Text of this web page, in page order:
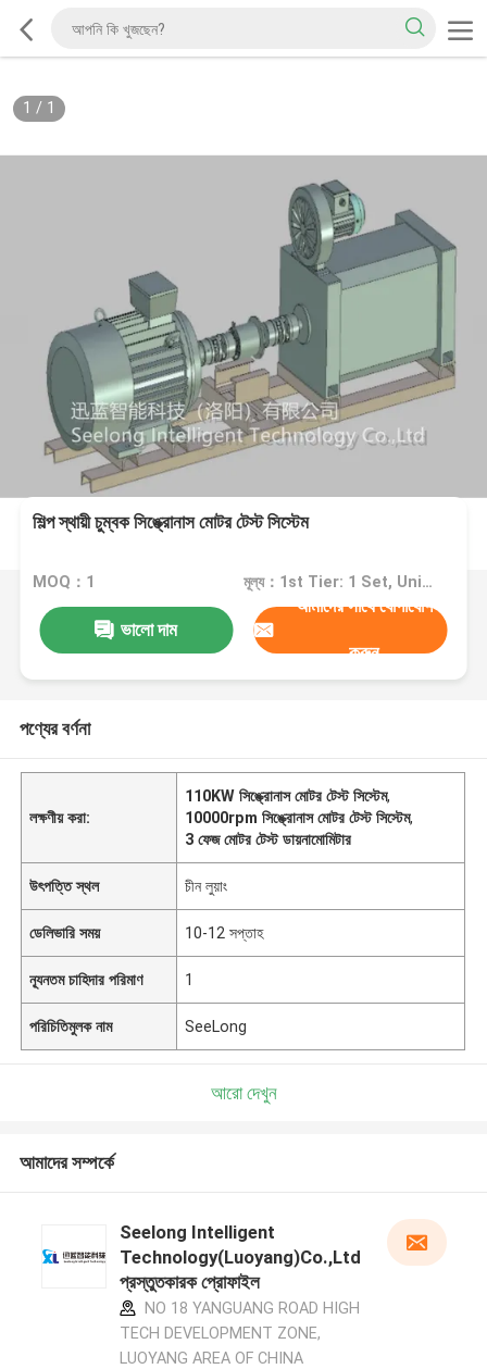
1 / 1
শিল্প স্থায়ী চুম্বক সিঙ্ক্রোনাস মোটর টেস্ট সিস্টেম
MOQ：1 মূল্য：1st Tier: 1 Set, Unit Price USD 3.00 2nd Tier: 2-5 Sets, Unit Price USD 2.00 3rd Tier: Over 5 Sets, Unit Price USD 1.00
ভালো দাম
আমাদের সাথে যোগাযোগ
করুন
পণ্যের বর্ণনা
লক্ষণীয় করা:
110KW সিঙ্ক্রোনাস মোটর টেস্ট সিস্টেম,
10000rpm সিঙ্ক্রোনাস মোটর টেস্ট সিস্টেম,
3 ফেজ মোটর টেস্ট ডায়নামোমিটার
উৎপত্তি স্থল চীন লুয়াং
ডেলিভারি সময় 10-12 সপ্তাহ
ন্যূনতম চাহিদার পরিমাণ 1
পরিচিতিমুলক নাম SeeLong
আরো দেখুন
আমাদের সম্পর্কে
Seelong Intelligent
Technology(Luoyang)Co.,Ltd
প্রস্তুতকারক প্রোফাইল
NO 18 YANGUANG ROAD HIGH
TECH DEVELOPMENT ZONE,
LUOYANG AREA OF CHINA